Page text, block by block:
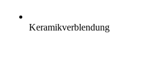
Keramikverblendung